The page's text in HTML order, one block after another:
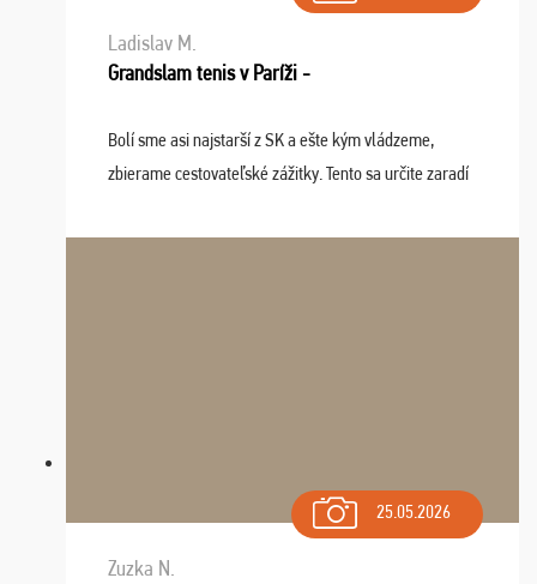
Ladislav M.
Grandslam tenis v Paríži -
Bolí sme asi najstarší z SK a ešte kým vládzeme,
zbierame cestovateľské zážitky. Tento sa určite zaradí
osudu - pohodový šefík Meďo, dobrá parti ...
25.05.2026
Zuzka N.